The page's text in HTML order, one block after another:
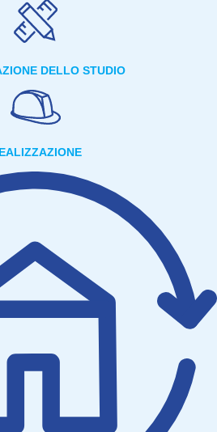
DELLO STUDIO